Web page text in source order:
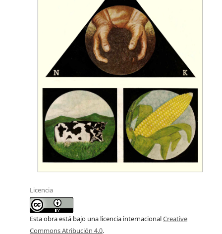
Licencia
Esta obra está bajo una licencia internacionalCreative
Commons Atribución 4.0.